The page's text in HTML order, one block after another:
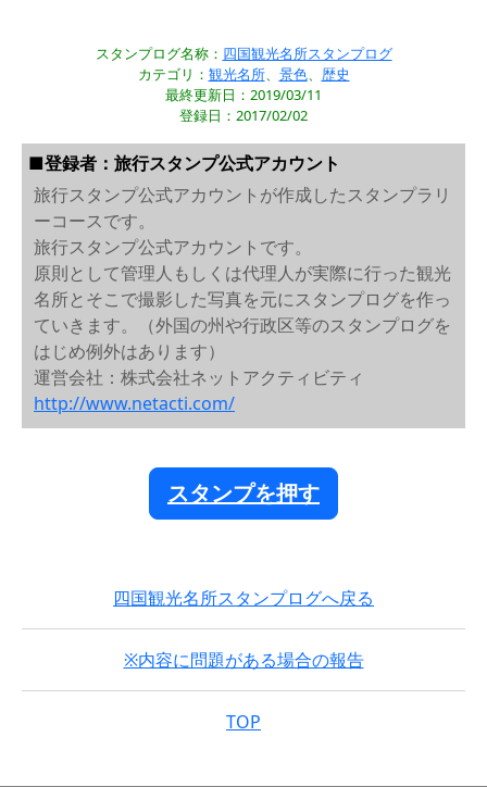
スタンプログ名称： 四国観光名所スタンプログ
カテゴリ： 観光名所、 景色、 歴史
最終更新日：2019/03/11
登録日：2017/02/02
■登録者：旅行スタンプ公式アカウント
旅行スタンプ公式アカウントが作成したスタンプラリ
ーコースです。
旅行スタンプ公式アカウントです。
原則として管理人もしくは代理人が実際に行った観光
名所とそこで撮影した写真を元にスタンプログを作っ
ていきます。（外国の州や行政区等のスタンプログを
はじめ例外はあります）
運営会社：株式会社ネットアクティビティ
http://www.netacti.com/
スタンプを押す
四国観光名所スタンプログへ戻る
※内容に問題がある場合の報告
TOP